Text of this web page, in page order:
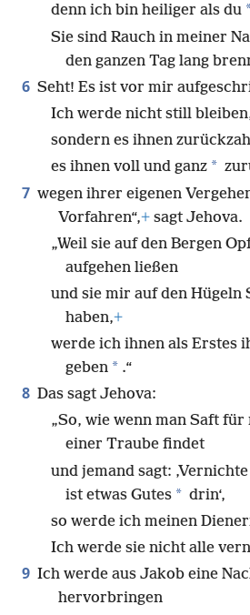
denn ich bin heiliger als du
Sie sind Rauch in meiner
den ganzen Tag lang
6 Seht! Es ist vor mir
Ich werde nicht still
sondern es ihnen
es ihnen voll und ganz *
7 wegen ihrer eigenen
Vorfahren“,+ sagt Jehova.
„Weil sie auf den Bergen
aufgehen ließen
und sie mir auf den Hügeln
haben,+
werde ich ihnen als Erstes
geben * .“
8 Das sagt Jehova:
„So, wie wenn man Saft für
einer Traube findet
und jemand sagt:
ist etwas Gutes * drin‘,
so werde ich meinen
Ich werde sie nicht alle
9 Ich werde aus Jakob eine
hervorbringen